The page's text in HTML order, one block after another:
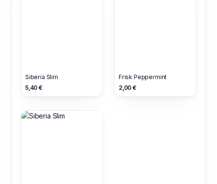
Siberia Slim
5,40 €
Frisk Peppermint
2,00 €